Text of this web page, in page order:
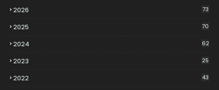
2026 73
2025 70
2024 62
2023 25
2022 43